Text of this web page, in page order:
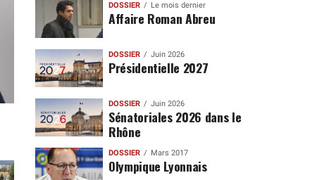
DOSSIER Le mois dernier
Affaire Roman Abreu
DOSSIER Juin 2026
Présidentielle 2027
DOSSIER Juin 2026
Sénatoriales 2026 dans le
Rhône
DOSSIER Mars 2017
Olympique Lyonnais